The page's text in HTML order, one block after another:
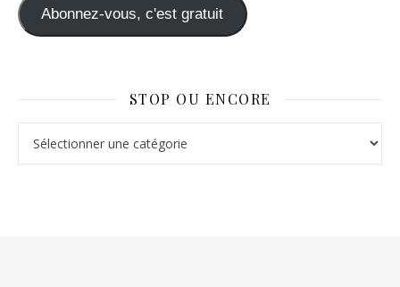
Abonnez-vous, c'est gratuit
STOP OU ENCORE